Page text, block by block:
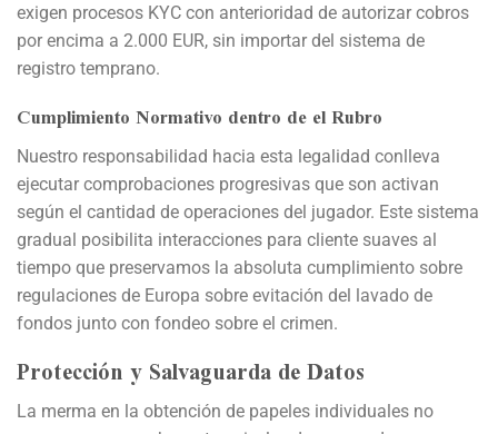
exigen procesos KYC con anterioridad de autorizar cobros
por encima a 2.000 EUR, sin importar del sistema de
registro temprano.
Cumplimiento Normativo dentro de el Rubro
Nuestro responsabilidad hacia esta legalidad conlleva
ejecutar comprobaciones progresivas que son activan
según el cantidad de operaciones del jugador. Este sistema
gradual posibilita interacciones para cliente suaves al
tiempo que preservamos la absoluta cumplimiento sobre
regulaciones de Europa sobre evitación del lavado de
fondos junto con fondeo sobre el crimen.
Protección y Salvaguarda de Datos
La merma en la obtención de papeles individuales no